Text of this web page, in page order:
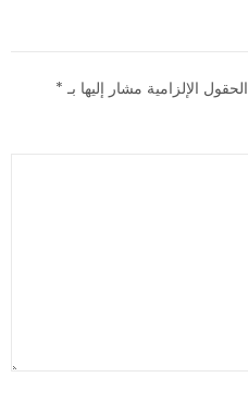
الحقول الإلزامية مشار إليها بـ *